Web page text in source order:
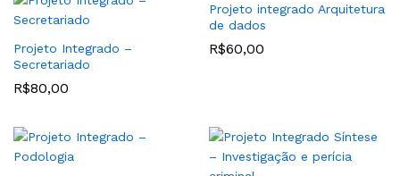
Projeto Integrado –
Secretariado
R$80,00
Projeto integrado Arquitetura
de dados
R$60,00